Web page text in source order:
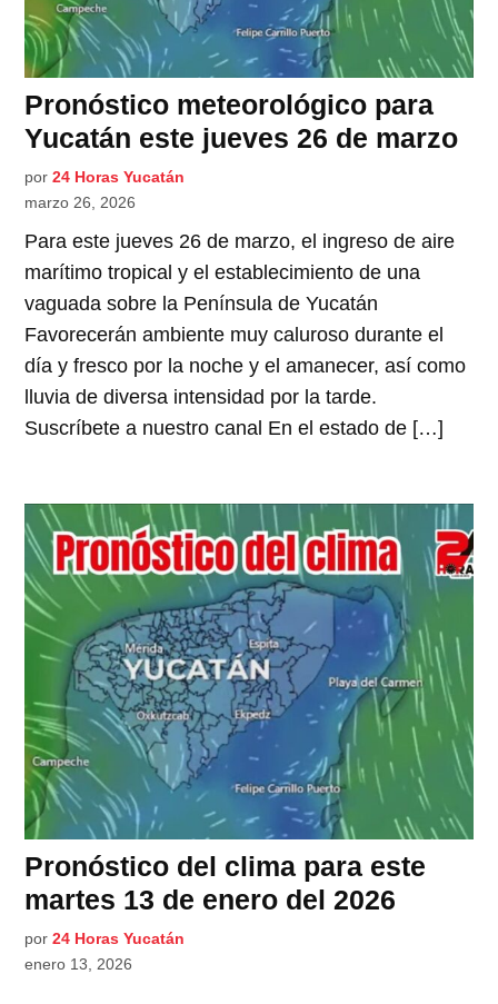
Pronóstico meteorológico para
Yucatán este jueves 26 de marzo
por 24 Horas Yucatán
marzo 26, 2026
Para este jueves 26 de marzo, el ingreso de aire
marítimo tropical y el establecimiento de una
vaguada sobre la Península de Yucatán
Favorecerán ambiente muy caluroso durante el
día y fresco por la noche y el amanecer, así como
lluvia de diversa intensidad por la tarde.
Suscríbete a nuestro canal En el estado de […]
Pronóstico del clima para este
martes 13 de enero del 2026
por 24 Horas Yucatán
enero 13, 2026